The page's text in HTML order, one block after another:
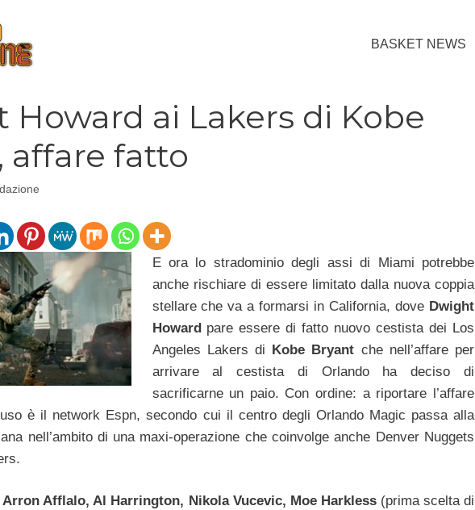
BASKET NEWS
Howard ai Lakers di Kobe
affare fatto
E ora lo stradominio degli assi di Miami potrebbe
anche rischiare di essere limitato dalla nuova coppia
stellare che va a formarsi in California, dove Dwight
Howardpare essere di fatto nuovo cestista dei Los
Angeles Lakers di Kobe Bryant che nell’affare per
arrivare al cestista di Orlando ha deciso di
sacrificarne un paio. Con ordine: a riportare l’affare
è il network Espn, secondo cui il centro degli Orlando Magic passa alla
nell’ambito di una maxi-operazione che coinvolge anche Denver Nuggets
Arron Afflalo, Al Harrington, Nikola Vucevic, Moe Harkless(prima scelta di